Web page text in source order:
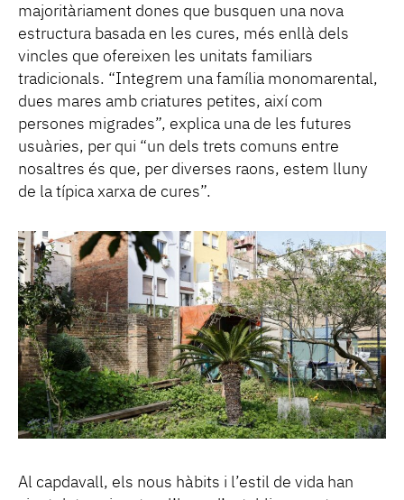
majoritàriament dones que busquen una nova
estructura basada en les cures, més enllà dels
vincles que ofereixen les unitats familiars
tradicionals. “Integrem una família monomarental,
dues mares amb criatures petites, així com
persones migrades”, explica una de les futures
usuàries, per qui “un dels trets comuns entre
nosaltres és que, per diverses raons, estem lluny
de la típica xarxa de cures”.
Al capdavall, els nous hàbits i l’estil de vida han